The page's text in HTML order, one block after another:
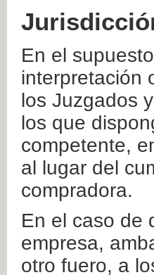
En el
interpretación
los Juzgados
los que
competente,
al lugar del
compradora.
En el caso de
empresa,
otro fuero, a